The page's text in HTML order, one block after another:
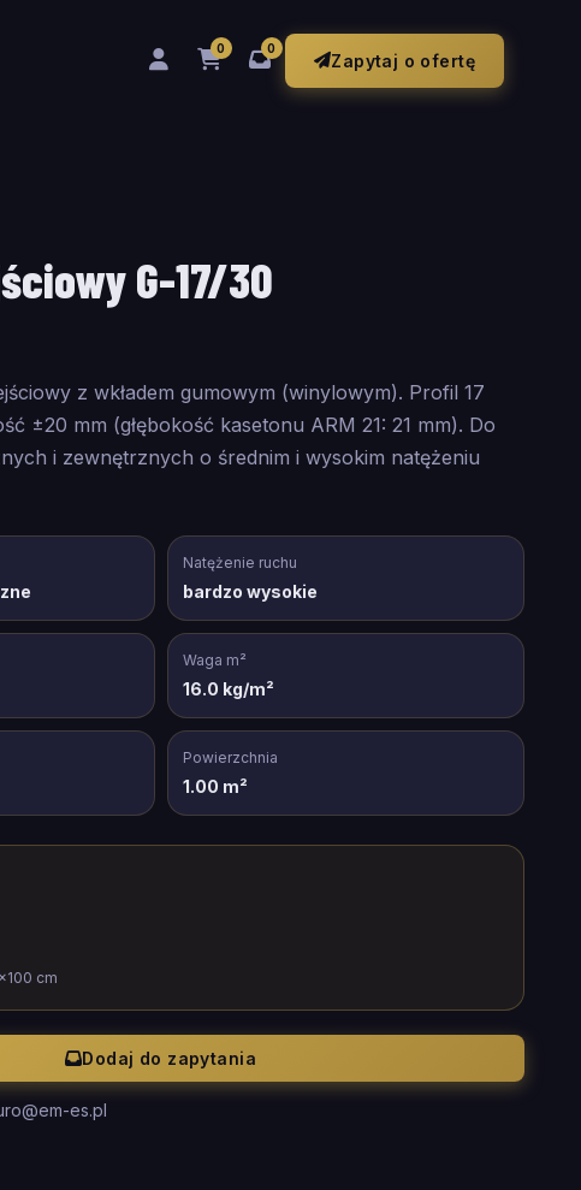
0 0
Zapytaj o ofertę
G-17/30
z wkładem gumowym (winylowym). Profil 17
±20 mm (głębokość kasetonu ARM 21: 21 mm). Do
i zewnętrznych o średnim i wysokim natężeniu
Natężenie ruchu
bardzo wysokie
Waga m²
16.0 kg/m²
Powierzchnia
1.00 m²
×100 cm
Dodaj do zapytania
es.pl